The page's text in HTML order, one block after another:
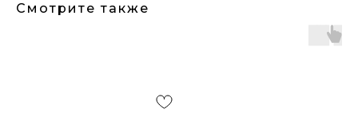
Смотрите также